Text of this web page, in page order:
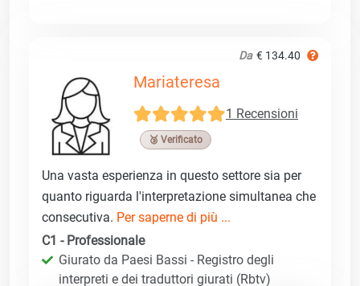
Da € 134.40
Mariateresa
1 Recensioni
🥉 Verificato
Una vasta esperienza in questo settore sia per
quanto riguarda l'interpretazione simultanea che
consecutiva. Per saperne di più ...
C1 - Professionale
Giurato da Paesi Bassi - Registro degli
interpreti e dei traduttori giurati (Rbtv)